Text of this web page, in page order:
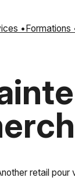
• Formations
retail